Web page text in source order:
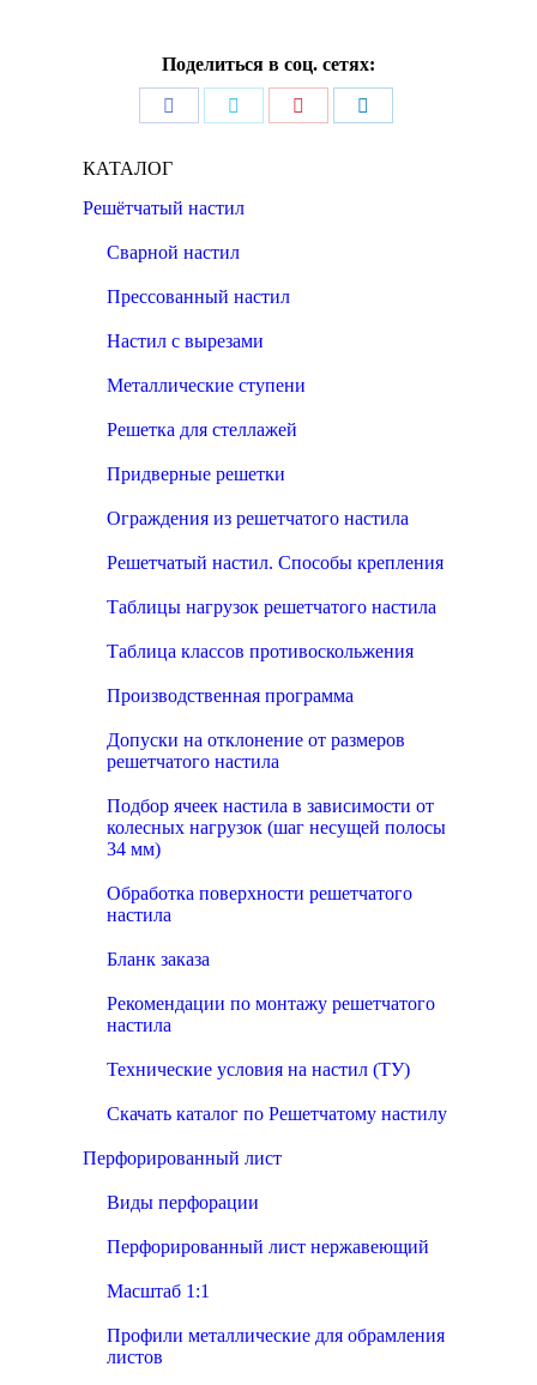
Поделиться в соц. сетях:
ПоделитьсяПоделитьсяПоделиться
КАТАЛОГ
Решётчатый настил
Сварной настил
Прессованный настил
Настил с вырезами
Металлические ступени
Решетка для стеллажей
Придверные решетки
Ограждения из решетчатого настила
Решетчатый настил. Способы крепления
Таблицы нагрузок решетчатого настила
Таблица классов противоскольжения
Производственная программа
Допуски на отклонение от размеров
решетчатого настила
Подбор ячеек настила в зависимости от
колесных нагрузок (шаг несущей полосы
34 мм)
Обработка поверхности решетчатого
настила
Бланк заказа
Рекомендации по монтажу решетчатого
настила
Технические условия на настил (ТУ)
Скачать каталог по Решетчатому настилу
Перфорированный лист
Виды перфорации
Перфорированный лист нержавеющий
Масштаб 1:1
Профили металлические для обрамления
листов